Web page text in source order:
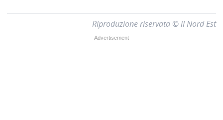
Riproduzione riservata © il Nord Est